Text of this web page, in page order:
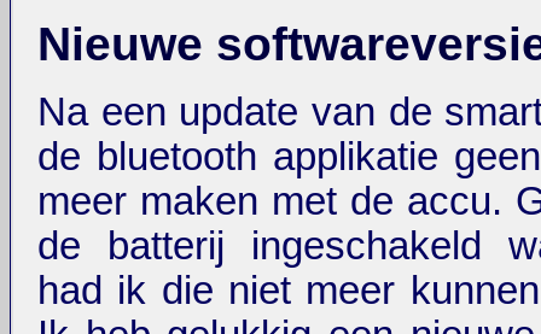
Nieuwe
Na een update van de
de bluetooth applikatie
meer maken met de accu.
de batterij ingeschakeld
had ik die niet meer